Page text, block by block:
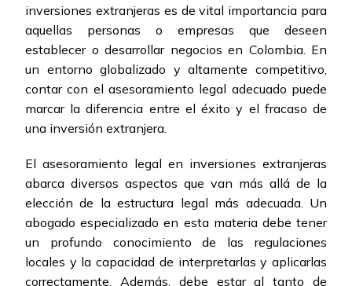
inversiones extranjeras es de vital importancia para
aquellas personas o empresas que deseen
establecer o desarrollar negocios en Colombia. En
un entorno globalizado y altamente competitivo,
contar con el asesoramiento legal adecuado puede
marcar la diferencia entre el éxito y el fracaso de
una inversión extranjera.
El asesoramiento legal en inversiones extranjeras
abarca diversos aspectos que van más allá de la
elección de la estructura legal más adecuada. Un
abogado especializado en esta materia debe tener
un profundo conocimiento de las regulaciones
locales y la capacidad de interpretarlas y aplicarlas
correctamente. Además, debe estar al tanto de